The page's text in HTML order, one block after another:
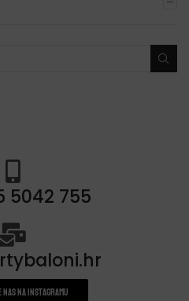
5042 755
na instagramu